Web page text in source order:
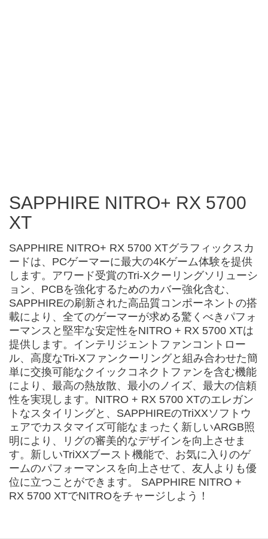
SAPPHIRE NITRO+ RX 5700
XT
SAPPHIRE NITRO+ RX 5700 XTグラフィックスカ
ードは、PCゲーマーに最大の4Kゲーム体験を提供
します。アワード受賞のTri-Xクーリングソリューシ
ョン、PCBを強化するためのカバー強化含む、
SAPPHIREの刷新された高品質コンポーネントの搭
載により、全てのゲーマーが求める驚くべきパフォ
ーマンスと堅牢な安定性をNITRO + RX 5700 XTは
提供します。インテリジェントファンコントロー
ル、高度なTri-Xファンクーリングと組み合わせた簡
単に交換可能なクイックコネクトファンを含む機能
により、最高の熱放散、最小のノイズ、最大の信頼
性を実現します。NITRO + RX 5700 XTのエレガン
トなスタイリングと、SAPPHIREのTriXXソフトウ
ェアでカスタマイズ可能なまったく新しいARGB照
明により、リグの審美的なデザインを向上させま
す。新しいTriXXブースト機能で、お気に入りのゲ
ームのパフォーマンスを向上させて、友人よりも優
位に立つことができます。 SAPPHIRE NITRO +
RX 5700 XTでNITROをチャージしよう！